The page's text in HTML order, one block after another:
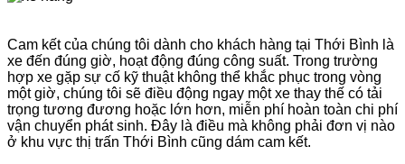
Cam kết của chúng tôi dành cho khách hàng tại Thới Bình là
xe đến đúng giờ, hoạt động đúng công suất. Trong trường
hợp xe gặp sự cố kỹ thuật không thể khắc phục trong vòng
một giờ, chúng tôi sẽ điều động ngay một xe thay thế có tải
trọng tương đương hoặc lớn hơn, miễn phí hoàn toàn chi phí
vận chuyển phát sinh. Đây là điều mà không phải đơn vị nào
ở khu vực thị trấn Thới Bình cũng dám cam kết.